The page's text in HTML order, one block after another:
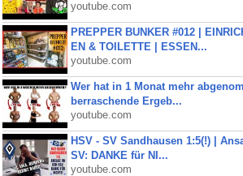
youtube.com
PREPPER BUNKER #012 |
EN & TOILETTE | ESSEN...
youtube.com
Wer hat in 1 Monat mehr
berraschende Ergeb...
youtube.com
HSV - SV Sandhausen 1:5(!) |
SV: DANKE für NI...
youtube.com